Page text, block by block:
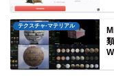
テクスチャ-マテリアル